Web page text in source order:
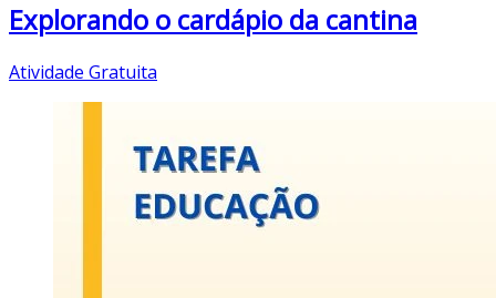
Explorando o cardápio da cantina
Atividade Gratuita